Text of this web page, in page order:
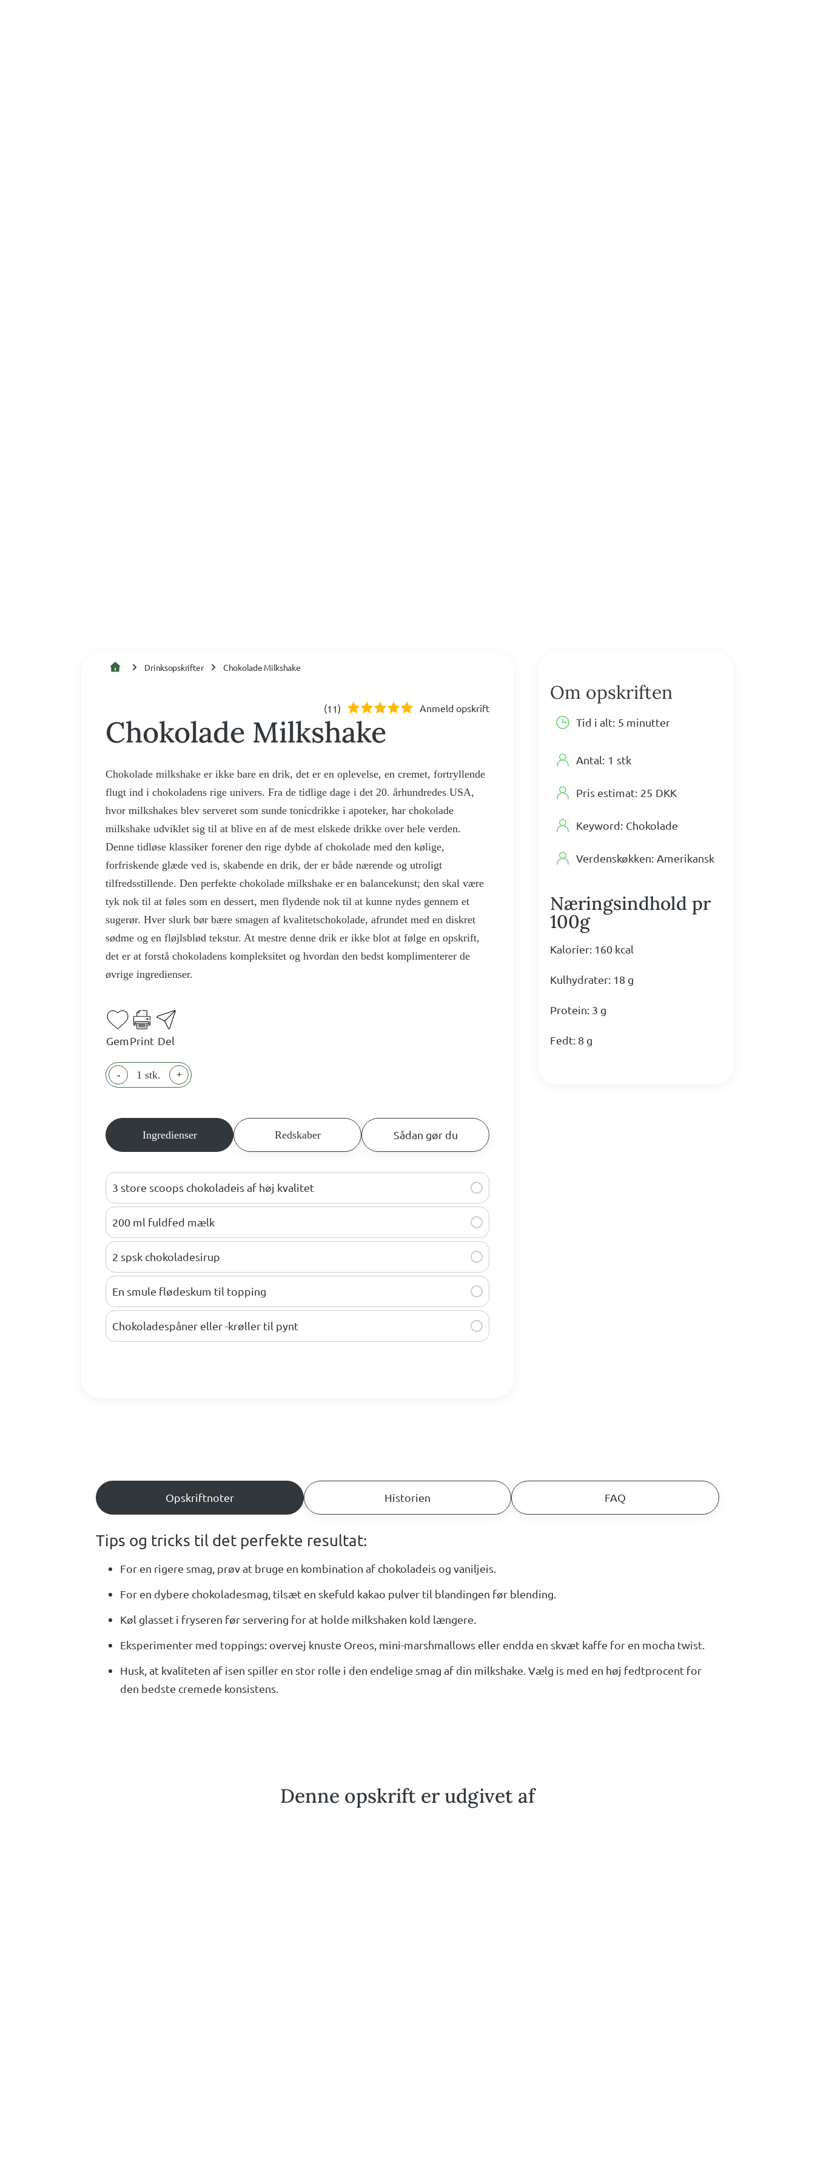
Drinksopskrifter Chokolade Milkshake
(11) Anmeld opskrift
Chokolade Milkshake
Chokolade milkshake er ikke bare en drik, det er en oplevelse, en cremet, fortryllende
flugt ind i chokoladens rige univers. Fra de tidlige dage i det 20. århundredes USA,
hvor milkshakes blev serveret som sunde tonicdrikke i apoteker, har chokolade
milkshake udviklet sig til at blive en af de mest elskede drikke over hele verden.
Denne tidløse klassiker forener den rige dybde af chokolade med den kølige,
forfriskende glæde ved is, skabende en drik, der er både nærende og utroligt
tilfredsstillende. Den perfekte chokolade milkshake er en balancekunst; den skal være
tyk nok til at føles som en dessert, men flydende nok til at kunne nydes gennem et
sugerør. Hver slurk bør bære smagen af kvalitetschokolade, afrundet med en diskret
sødme og en fløjlsblød tekstur. At mestre denne drik er ikke blot at følge en opskrift,
det er at forstå chokoladens kompleksitet og hvordan den bedst komplimenterer de
øvrige ingredienser.
GemPrint Del
- 1 stk. +
Ingredienser Redskaber Sådan gør du
3 store scoops chokoladeis af høj kvalitet
200 ml fuldfed mælk
2 spsk chokoladesirup
En smule flødeskum til topping
Chokoladespåner eller -krøller til pynt
Om opskriften
Tid i alt: 5 minutter
Antal: 1 stk
Pris estimat: 25 DKK
Keyword: Chokolade
Verdenskøkken: Amerikansk
Næringsindhold pr
100g
Kalorier: 160 kcal
Kulhydrater: 18 g
Protein: 3 g
Fedt: 8 g
Opskriftnoter Historien FAQ
Tips og tricks til det perfekte resultat:
For en rigere smag, prøv at bruge en kombination af chokoladeis og vaniljeis.
For en dybere chokoladesmag, tilsæt en skefuld kakao pulver til blandingen før blending.
Køl glasset i fryseren før servering for at holde milkshaken kold længere.
Eksperimenter med toppings: overvej knuste Oreos, mini-marshmallows eller endda en skvæt kaffe for en mocha twist.
Husk, at kvaliteten af isen spiller en stor rolle i den endelige smag af din milkshake. Vælg is med en høj fedtprocent for
den bedste cremede konsistens.
Denne opskrift er udgivet af